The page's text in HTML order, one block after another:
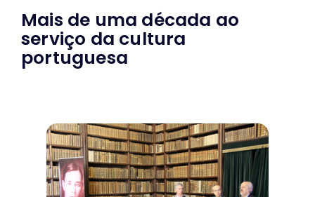
Mais de uma década ao
serviço da cultura
portuguesa